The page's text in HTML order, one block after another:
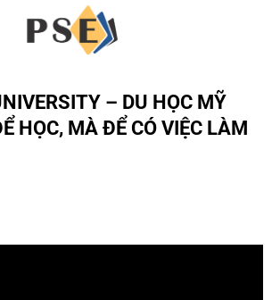
– DU HỌC MỸ
HỌC, MÀ ĐỂ CÓ VIỆC LÀM